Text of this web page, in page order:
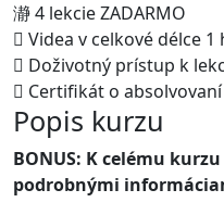
4 lekcie ZADARMO
Videa v celkové délce 1
Doživotný prístup k
Certifikát o
Popis kurzu
BONUS: K celému
podrobnými